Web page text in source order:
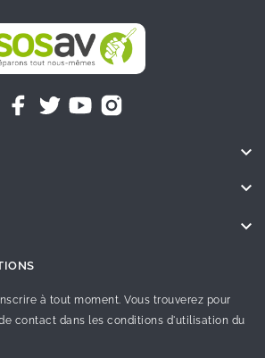



à tout moment. Vous trouverez pour
contact dans les conditions d'utilisation du